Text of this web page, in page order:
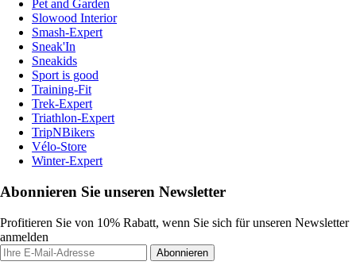
Pet and Garden
Slowood Interior
Smash-Expert
Sneak'In
Sneakids
Sport is good
Training-Fit
Trek-Expert
Triathlon-Expert
TripNBikers
Vélo-Store
Winter-Expert
Abonnieren Sie unseren Newsletter
Profitieren Sie von 10% Rabatt, wenn Sie sich für unseren Newsletter
anmelden
Abonnieren